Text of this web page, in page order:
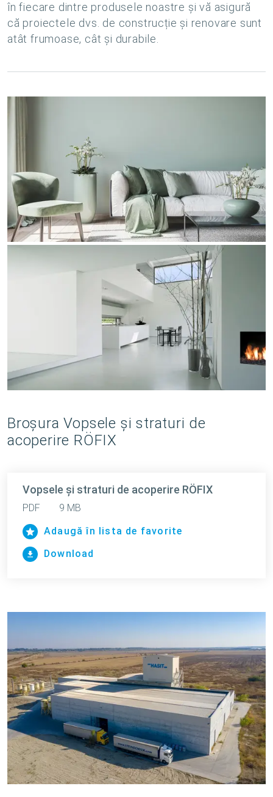
în fiecare dintre produsele noastre și vă asigură
că proiectele dvs. de construcție și renovare sunt
atât frumoase, cât și durabile.
Broşura Vopsele şi straturi de
acoperire RÖFIX
Vopsele şi straturi de acoperire RÖFIX
PDF
9 MB
Adaugă în lista de favorite
Download